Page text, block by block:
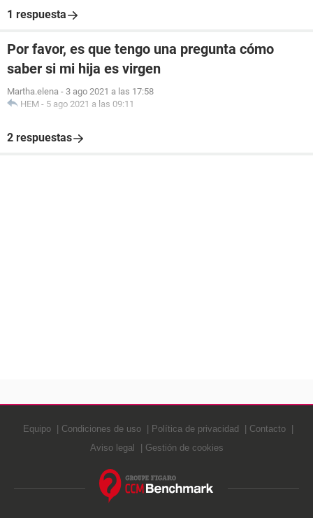
1 respuesta
Por favor, es que tengo una pregunta cómo
saber si mi hija es virgen
Martha.elena - 3 ago 2021 a las 17:58
HEM - 5 ago 2021 a las 09:11
2 respuestas
Equipo Condiciones de uso Política de privacidad
Contacto
Aviso legal
Gestión de cookies